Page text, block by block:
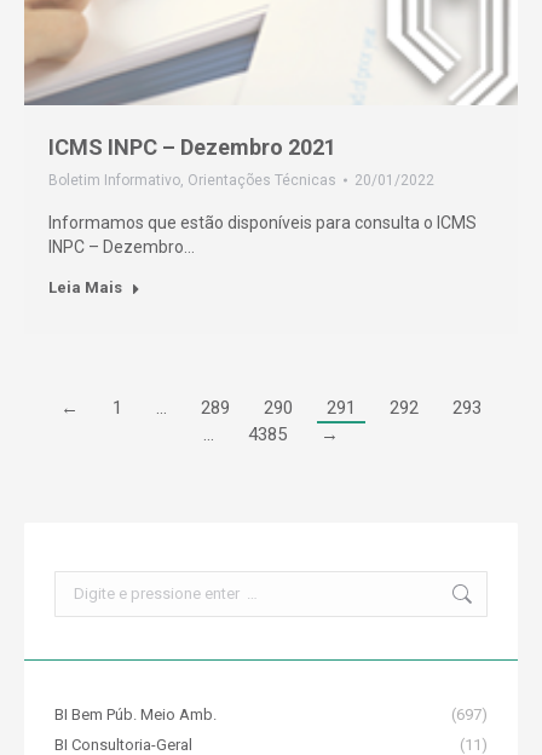
ICMS INPC – Dezembro 2021
Boletim Informativo, Orientações Técnicas 20/01/2022
Informamos que estão disponíveis para consulta o ICMS
INPC – Dezembro…
Leia Mais
← 1 … 289 290 291 292
293
…
4385 →
BI Bem Púb. Meio Amb.
(697)
BI Consultoria-Geral
(11)